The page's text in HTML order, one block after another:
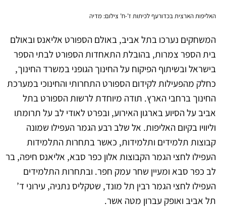
האליפות הארצית בכדורעף לכיתות ז’-ח’ צילום: מדיה
המשחקים נערכו בתל אביב, באולם הספורט אליאנס ובאולם
בית הספר צמרות, בהובלת התאחדות הספורט לבתי הספר
בישראל ובשיתוף הפיקוח על החינוך הגופני במשרד החינוך,
כחלק מהפעילות לקידום הספורט התחרותי והחינוכי במערכת
החינוך ברחבי הארץ. תודה מיוחדת לרשות הספורט בתל
אביב על הסיוע בארגון האירוע, ובפרט לאודי לב על תרומתו
וליוויו בקיום האליפות. אל שלב רבע הגמר העפילו שמונה
קבוצות תלמידים ותלמידות, כאשר בתחרות התלמידות
העפילו לחצי הגמר הקבוצות אלון כפר סבא, אליאנס חיפה, בר
לב כפר סבא ומעיין שחר עמק חפר. ובתחרות התלמידים
העפילו לחצי הגמר רבין תל מונד, שטקליס נתניה, עירוני ד’
תל אביב ואופק עברון מטה אשר.